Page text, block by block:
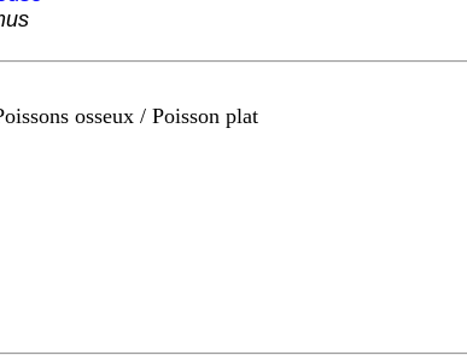
osseux / Poisson plat